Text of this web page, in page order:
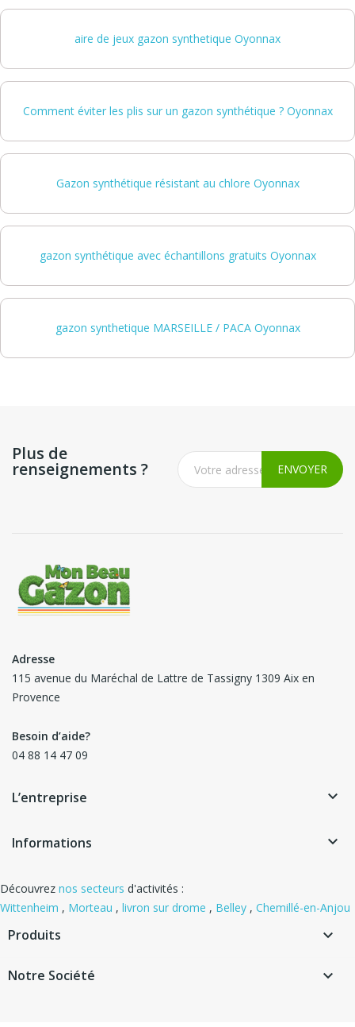
aire de jeux gazon synthetique Oyonnax
Comment éviter les plis sur un gazon synthétique ? Oyonnax
Gazon synthétique résistant au chlore Oyonnax
gazon synthétique avec échantillons gratuits Oyonnax
gazon synthetique MARSEILLE / PACA Oyonnax
Plus de
renseignements ?
Adresse
115 avenue du Maréchal de Lattre de Tassigny 1309 Aix en
Provence
Besoin d’aide?
04 88 14 47 09
L’entreprise keyboard_arrow_down
Informations keyboard_arrow_down
Découvrez nos secteurs d'activités :
Wittenheim , Morteau , livron sur drome , Belley , Chemillé-en-Anjou
Produits 
Notre Société 